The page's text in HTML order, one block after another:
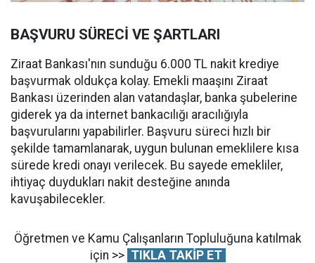
BAŞVURU SÜRECİ VE ŞARTLARI
Ziraat Bankası'nın sunduğu 6.000 TL nakit krediye
başvurmak oldukça kolay. Emekli maaşını Ziraat
Bankası üzerinden alan vatandaşlar, banka şubelerine
giderek ya da internet bankacılığı aracılığıyla
başvurularını yapabilirler. Başvuru süreci hızlı bir
şekilde tamamlanarak, uygun bulunan emeklilere kısa
sürede kredi onayı verilecek. Bu sayede emekliler,
ihtiyaç duydukları nakit desteğine anında
kavuşabilecekler.
Öğretmen ve Kamu Çalışanların Topluluğuna katılmak
için >> TIKLA TAKİP ET